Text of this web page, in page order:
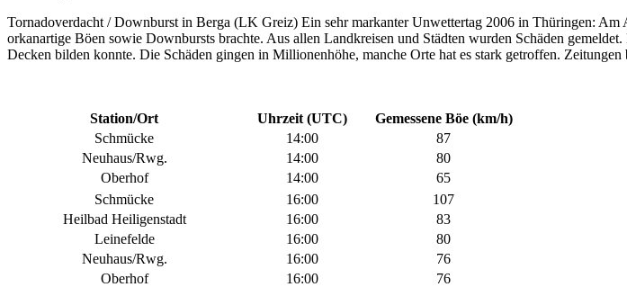
Tornadoverdacht / Downburst in Berga (LK Greiz) Ein sehr markanter Unwettertag 2006 in Thüringen:
orkanartige Böen sowie Downbursts brachte. Aus allen Landkreisen und Städten wurden Schäden
Decken bilden konnte. Die Schäden gingen in Millionenhöhe, manche Orte hat es stark getroffen.
Station/Ort Uhrzeit (UTC)
Gemessene Böe (km/h)
Schmücke
14:00
87
Neuhaus/Rwg.
14:00
80
Oberhof
14:00
65
Schmücke
16:00
107
Heilbad Heiligenstadt
16:00
83
Leinefelde
16:00
80
Neuhaus/Rwg.
16:00
76
Oberhof
16:00
76